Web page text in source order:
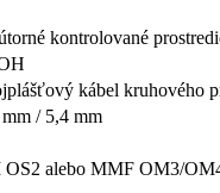
kontrolované
kábel kruhového
/ 5,4 mm
OS2 alebo MMF OM3/